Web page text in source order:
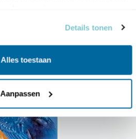
Details tonen
Alles toestaan
Aanpassen